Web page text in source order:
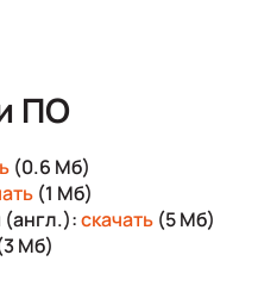
ПО
(0.6 Мб)
(1 Мб)
(англ.):скачать (5 Мб)
Мб)